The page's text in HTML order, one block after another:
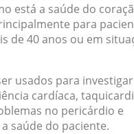
está a saúde do
para
de 40 anos ou em
usados para
cardíaca,
no pericárdio e
saúde do paciente.